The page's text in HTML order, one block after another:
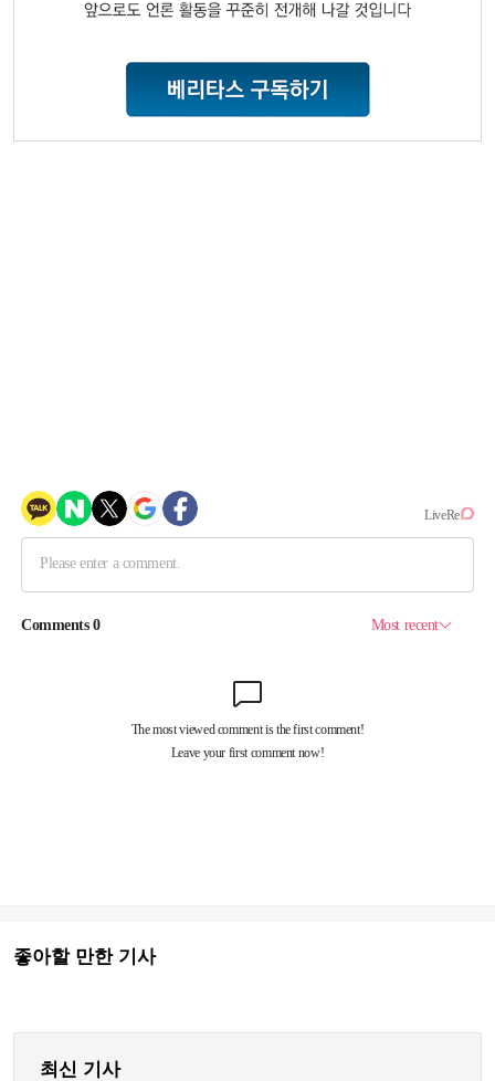
좋아할 만한 기사
최신 기사